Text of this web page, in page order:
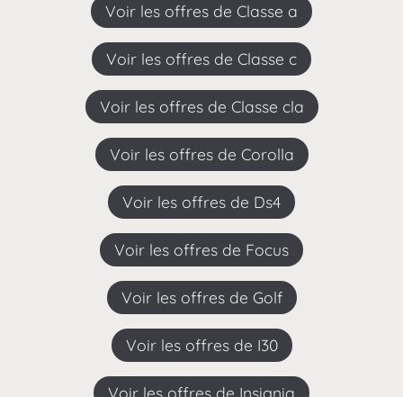
Voir les offres de Classe a
Voir les offres de Classe c
Voir les offres de Classe cla
Voir les offres de Corolla
Voir les offres de Ds4
Voir les offres de Focus
Voir les offres de Golf
Voir les offres de I30
Voir les offres de Insignia